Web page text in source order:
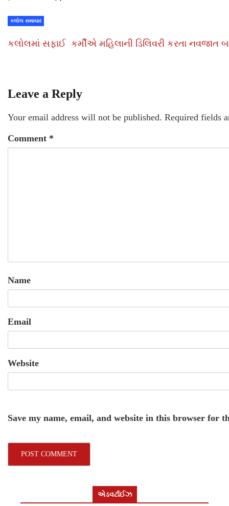
કલોલ સમાચાર
કલોલમાં સફાઈ કર્મીએ મહિલાની ડિલિવરી કરતા નવજાત
Leave a Reply
Your email address will not be published. Required fields
Comment *
Name
Email
Website
Save my name, email, and website in this browser for
એડવર્ટાઈઝ